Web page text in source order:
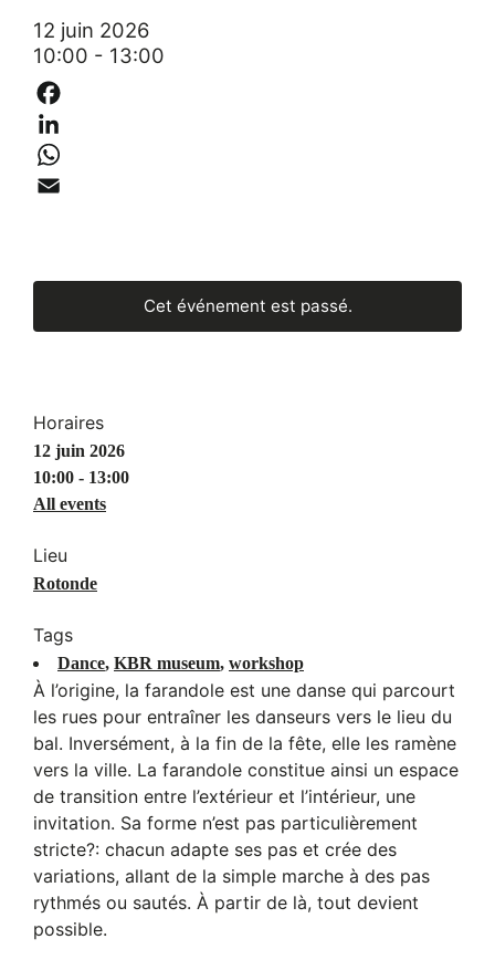
12 juin 2026
10:00 - 13:00
Facebook
LinkedIn
WhatsApp
Cet événement est passé.
Horaires
12 juin 2026
10:00 - 13:00
All events
Lieu
Rotonde
Tags
Dance, KBR museum, workshop
À l’origine, la farandole est une danse qui parcourt
les rues pour entraîner les danseurs vers le lieu du
bal. Inversément, à la fin de la fête, elle les ramène
vers la ville. La farandole constitue ainsi un espace
de transition entre l’extérieur et l’intérieur, une
invitation. Sa forme n’est pas particulièrement
stricte?: chacun adapte ses pas et crée des
variations, allant de la simple marche à des pas
rythmés ou sautés. À partir de là, tout devient
possible.